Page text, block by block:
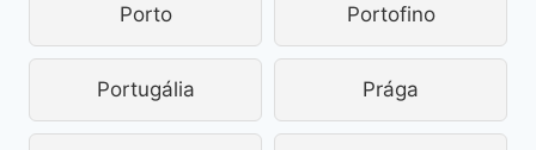
Porto Portofino
Portugália Prága